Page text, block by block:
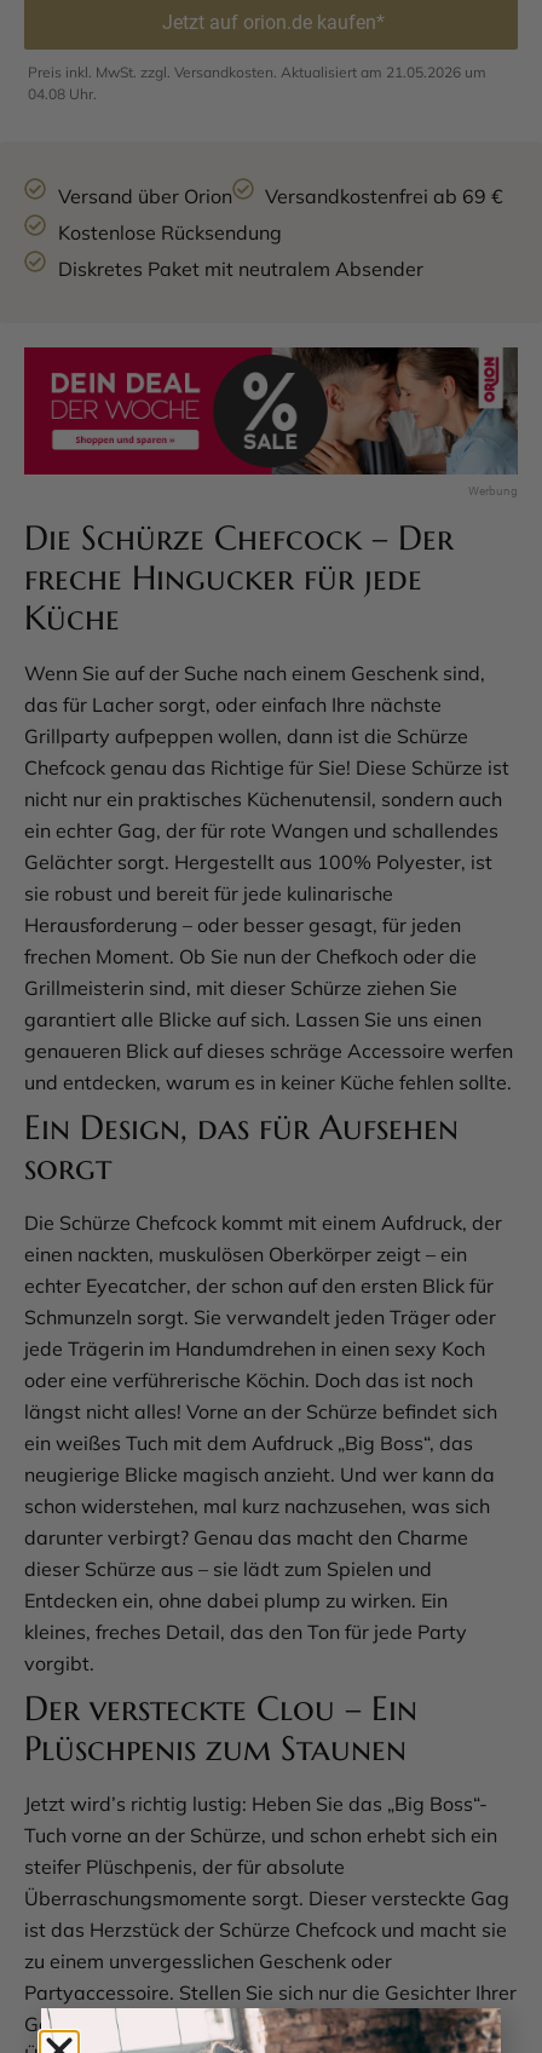
Jetzt auf orion.de kaufen*
Preis inkl. MwSt. zzgl. Versandkosten. Aktualisiert am 21.05.2026 um
04.08 Uhr.
Versand über Orion
Versandkostenfrei ab 69 €
Kostenlose Rücksendung
Diskretes Paket mit neutralem Absender
Die Schürze Chefcock – Der
freche Hingucker für jede
Küche
Wenn Sie auf der Suche nach einem Geschenk sind,
das für Lacher sorgt, oder einfach Ihre nächste
Grillparty aufpeppen wollen, dann ist die Schürze
Chefcock genau das Richtige für Sie! Diese Schürze ist
nicht nur ein praktisches Küchenutensil, sondern auch
ein echter Gag, der für rote Wangen und schallendes
Gelächter sorgt. Hergestellt aus 100% Polyester, ist
sie robust und bereit für jede kulinarische
Herausforderung – oder besser gesagt, für jeden
frechen Moment. Ob Sie nun der Chefkoch oder die
Grillmeisterin sind, mit dieser Schürze ziehen Sie
garantiert alle Blicke auf sich. Lassen Sie uns einen
genaueren Blick auf dieses schräge Accessoire werfen
und entdecken, warum es in keiner Küche fehlen sollte.
Ein Design, das für Aufsehen
sorgt
Die Schürze Chefcock kommt mit einem Aufdruck, der
einen nackten, muskulösen Oberkörper zeigt – ein
echter Eyecatcher, der schon auf den ersten Blick für
Schmunzeln sorgt. Sie verwandelt jeden Träger oder
jede Trägerin im Handumdrehen in einen sexy Koch
oder eine verführerische Köchin. Doch das ist noch
längst nicht alles! Vorne an der Schürze befindet sich
ein weißes Tuch mit dem Aufdruck „Big Boss“, das
neugierige Blicke magisch anzieht. Und wer kann da
schon widerstehen, mal kurz nachzusehen, was sich
darunter verbirgt? Genau das macht den Charme
dieser Schürze aus – sie lädt zum Spielen und
Entdecken ein, ohne dabei plump zu wirken. Ein
kleines, freches Detail, das den Ton für jede Party
vorgibt.
Der versteckte Clou – Ein
Plüschpenis zum Staunen
Jetzt wird’s richtig lustig: Heben Sie das „Big Boss“-
Tuch vorne an der Schürze, und schon erhebt sich ein
steifer Plüschpenis, der für absolute
Überraschungsmomente sorgt. Dieser versteckte Gag
ist das Herzstück der Schürze Chefcock und macht sie
zu einem unvergesslichen Geschenk oder
Partyaccessoire. Stellen Sie sich nur die Gesichter Ihrer
Gäste vor, wenn sie diesen kleinen, aber feinen